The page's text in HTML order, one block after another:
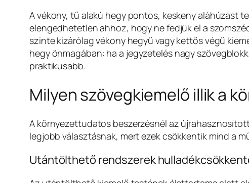
A vékony, tű alakú hegy pontos, keskeny aláhúzást
elengedhetetlen ahhoz, hogy ne fedjük el a
szinte kizárólag vékony hegyű vagy kettős végű
hegy önmagában: ha a jegyzetelés nagy
praktikusabb.
Milyen szövegkiemelő illik a
A környezettudatos beszerzésnél az
legjobb választásnak, mert ezek csökkentik mind a
Utántölthető rendszerek